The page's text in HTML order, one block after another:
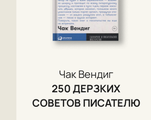
Чак Вендиг
250 ДЕРЗКИХ
СОВЕТОВ ПИСАТЕЛЮ